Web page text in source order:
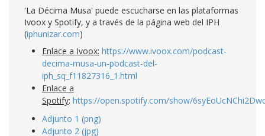
'La Décima Musa' puede escucharse en las plataformas
Ivoox y Spotify, y a través de la página web del IPH
(iphunizar.com)
Enlace a Ivoox: https://www.ivoox.com/podcast-
decima-musa-un-podcast-del-
iph_sq_f11827316_1.html
Enlace a
Spotify: https://open.spotify.com/show/
Adjunto 1 (png)
Adjunto 2 (jpg)